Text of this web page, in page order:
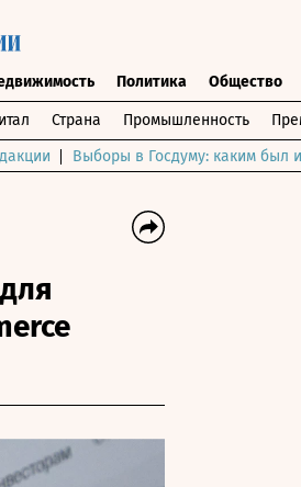
Политика Общество
Страна Промышленность
Выборы в Госдуму: каким был